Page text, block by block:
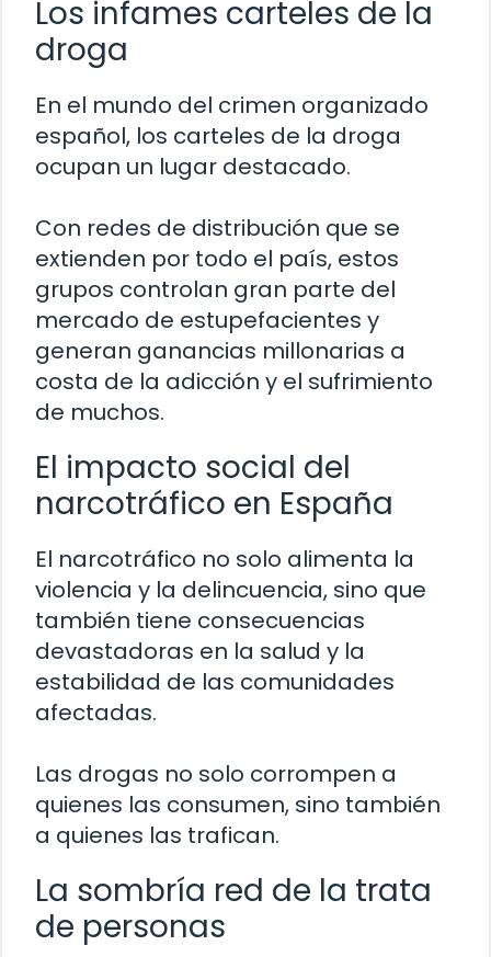
Los infames carteles de la
droga
En el mundo del crimen organizado
español, los carteles de la droga
ocupan un lugar destacado.
Con redes de distribución que se
extienden por todo el país, estos
grupos controlan gran parte del
mercado de estupefacientes y
generan ganancias millonarias a
costa de la adicción y el sufrimiento
de muchos.
El impacto social del
narcotráfico en España
El narcotráfico no solo alimenta la
violencia y la delincuencia, sino que
también tiene consecuencias
devastadoras en la salud y la
estabilidad de las comunidades
afectadas.
Las drogas no solo corrompen a
quienes las consumen, sino también
a quienes las trafican.
La sombría red de la trata
de personas